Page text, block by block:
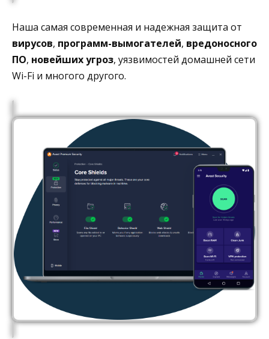
Наша самая современная и надежная защита от
вирусов, программ-вымогателей, вредоносного
ПО, новейшихугроз, уязвимостей домашней сети
Wi-Fi и многого другого.